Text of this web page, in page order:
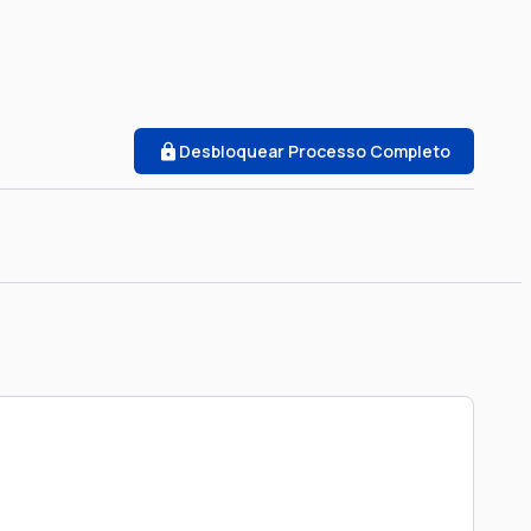
Desbloquear Processo Completo